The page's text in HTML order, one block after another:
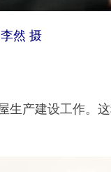
然 摄
建设工作。这